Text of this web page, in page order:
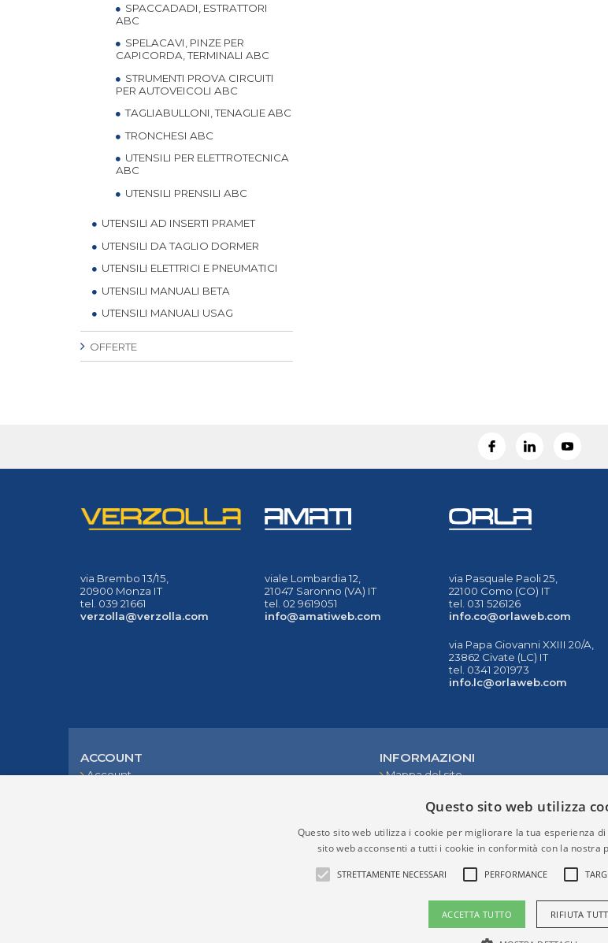
SPACCADADI, ESTRATTORI
ABC
SPELACAVI, PINZE PER
CAPICORDA, TERMINALI ABC
STRUMENTI PROVA CIRCUITI
PER AUTOVEICOLI ABC
TAGLIABULLONI, TENAGLIE ABC
TRONCHESI ABC
UTENSILI PER ELETTROTECNICA
ABC
UTENSILI PRENSILI ABC
UTENSILI AD INSERTI PRAMET
UTENSILI DA TAGLIO DORMER
UTENSILI ELETTRICI E PNEUMATICI
UTENSILI MANUALI BETA
UTENSILI MANUALI USAG
OFFERTE
via Brembo 13/15,
20900 Monza IT
tel. 039 21661
verzolla@verzolla.com
viale Lombardia 12,
21047 Saronno (VA) IT
tel. 02 9619051
info@amatiweb.com
via Pasquale Paoli 25,
22100 Como (CO) IT
tel. 031 526126
info.co@orlaweb.com
via Papa Giovanni XXIII 20/A,
23862 Civate (LC) IT
tel. 0341 201973
info.lc@orlaweb.com
ACCOUNT
Account
INFORMAZIONI
Mappa del sito
Condizioni
Contattaci
Questo sito web utilizza
Questo sito web utilizza i cookie per migliorare la tua esperienza
sito web acconsenti a tutti i cookie in conformità con la nostra
STRETTAMENTE NECESSARI PERFORMANCE
ACCETTA TUTTO RIFIUTA